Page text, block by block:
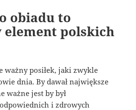
obiadu to
element polskich
ważny posiłek, jaki zwykle
dnia. By dawał największe
ważne jest by był
i zdrowych